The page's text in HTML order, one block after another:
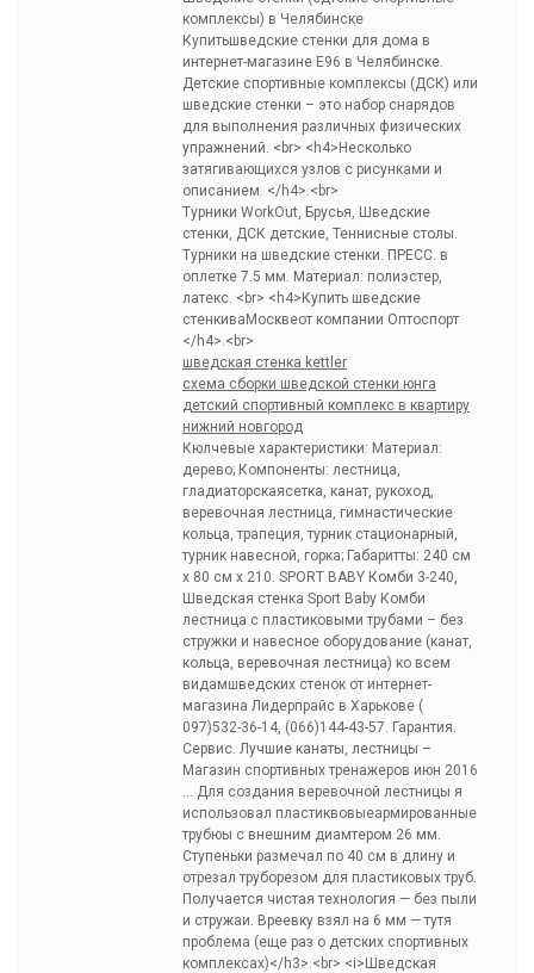
комплексы) в Челябинске
Купитьшведские стенки для дома в
интернет-магазине Е96 в Челябинске.
Детские спортивные комплексы (ДСК) или
шведские стенки – это набор снарядов
для выполнения различных физических
упражнений. <br> <h4>Несколько
затягивающихся узлов с рисунками и
описанием. </h4>.<br>
Турники WorkOut, Брусья, Шведские
стенки, ДСК детские, Теннисные столы.
Турники на шведские стенки. ПРЕСС. в
оплетке 7.5 мм. Материал: полиэстер,
латекс. <br> <h4>Купить шведские
стенкиваМосквеот компании Оптоспорт
</h4>.<br>
шведская стенка kettler
схема сборки шведской стенки юнга
детский спортивный комплекс в квартиру
нижний новгород
Кюлчевые характеристики: Материал:
дерево; Компоненты: лестница,
гладиаторскаясетка, канат, рукоход,
веревочная лестница, гимнастические
кольца, трапеция, турник стационарный,
турник навесной, горка; Габаритты: 240 см
х 80 см х 210. SPORT BABY Комби 3-240,
Шведская стенка Sport Baby Комби
лестница с пластиковыми трубами – без
стружки и навесное оборудование (канат,
кольца, веревочная лестница) ко всем
видамшведских стенок от интернет-
магазина Лидерпрайс в Харькове (
097)532-36-14, (066)144-43-57. Гарантия.
Сервис. Лучшие канаты, лестницы –
Магазин спортивных тренажеров июн 2016
… Для создания веревочной лестницы я
использовал пластиквовыеармированные
трубюы с внешним диамтером 26 мм.
Ступеньки размечал по 40 см в длину и
отрезал труборезом для пластиковых труб.
Получается чистая технология — без пыли
и стружаи. Вреевку взял на 6 мм — тутя
проблема (еще раз о детских спортивных
комплексах)</h3>.<br> <i>Шведская